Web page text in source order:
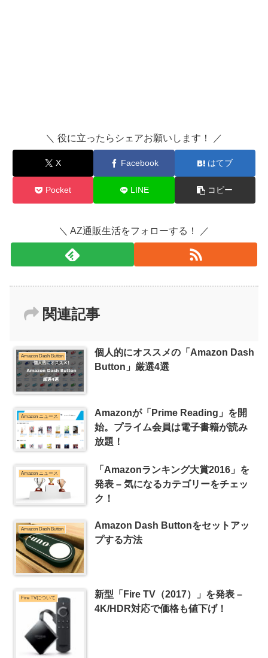
＼ 役に立ったらシェアお願いします！ ／
X Facebook はてブ
Pocket LINE コピー
＼ AZ通販生活をフォローする！ ／
関連記事
Amazon Dash Button
個人的にオススメの「Amazon Dash
Button」厳選4選
Amazon ニュース
Amazonが「Prime Reading」を開
始。プライム会員は電子書籍が読み
放題！
Amazon ニュース
「Amazonランキング大賞2016」を
発表 – 気になるカテゴリーをチェッ
ク！
Amazon Dash Button
Amazon Dash Buttonをセットアッ
プする方法
Fire TVについて
新型「Fire TV（2017）」を発表 –
4K/HDR対応で価格も値下げ！